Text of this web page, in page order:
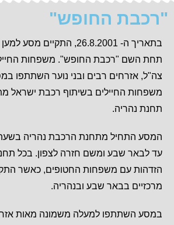
"רכבת החופש"
בתאריך ה- 26.8.2001, התקיים
תחת השם "רכבת החופש". משפחות
צה"ל, אזרחים רבים ובני נוער השתתפו
משפחות החיילים בשיתוף רכבת ישראל
תחנת נהריה.
המסע התחיל מתחנת הרכבת נהריה
עד לבאר שבע ומשם חזרה לצפון. בכל
הזדהות עם משפחות החטופים, כאשר
מרכזיים בבאר שבע ובנהריה.
במסע השתתפו למעלה משמונה מאות